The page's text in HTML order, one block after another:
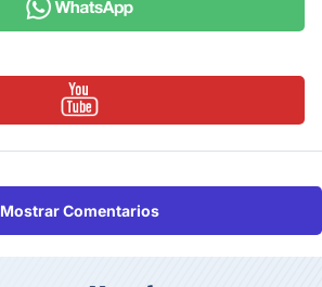
Mostrar Comentarios